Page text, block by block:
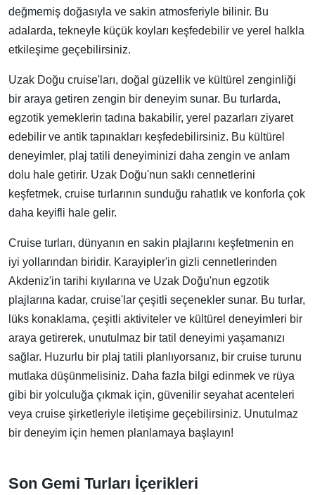
değmemiş doğasıyla ve sakin atmosferiyle bilinir. Bu
adalarda, tekneyle küçük koyları keşfedebilir ve yerel halkla
etkileşime geçebilirsiniz.
Uzak Doğu cruise'ları, doğal güzellik ve kültürel zenginliği
bir araya getiren zengin bir deneyim sunar. Bu turlarda,
egzotik yemeklerin tadına bakabilir, yerel pazarları ziyaret
edebilir ve antik tapınakları keşfedebilirsiniz. Bu kültürel
deneyimler, plaj tatili deneyiminizi daha zengin ve anlam
dolu hale getirir. Uzak Doğu'nun saklı cennetlerini
keşfetmek, cruise turlarının sunduğu rahatlık ve konforla çok
daha keyifli hale gelir.
Cruise turları, dünyanın en sakin plajlarını keşfetmenin en
iyi yollarından biridir. Karayipler'in gizli cennetlerinden
Akdeniz'in tarihi kıyılarına ve Uzak Doğu'nun egzotik
plajlarına kadar, cruise'lar çeşitli seçenekler sunar. Bu turlar,
lüks konaklama, çeşitli aktiviteler ve kültürel deneyimleri bir
araya getirerek, unutulmaz bir tatil deneyimi yaşamanızı
sağlar. Huzurlu bir plaj tatili planlıyorsanız, bir cruise turunu
mutlaka düşünmelisiniz. Daha fazla bilgi edinmek ve rüya
gibi bir yolculuğa çıkmak için, güvenilir seyahat acenteleri
veya cruise şirketleriyle iletişime geçebilirsiniz. Unutulmaz
bir deneyim için hemen planlamaya başlayın!
Son Gemi Turları İçerikleri